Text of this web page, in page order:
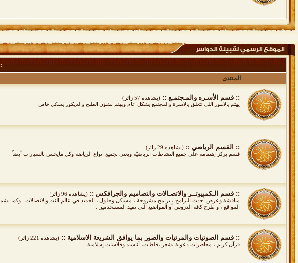
المنتدى
:: قسم الأسـره والمـجتمـع :: (يشاهده 57 زائر)
يهتم بالامور اللي تتعلق بالاسرة والمجتمع بشكل عام ويهتم بشؤن الطبخ والديكور بشكل خاص
:: القسم الرياضي :: (يشاهده 29 زائر)
قسم يركز إهتمامه على جميع النشاطات الرياضيّة ويعنى بجميع انواع الرياضة وكل مايختص بالسيارات أيضاً .
:: قسم الـكمبيوتــر والاتصـالات والتصاميم والجرافكس :: (يشاهده 96 زائر)
مناقشة وعرض أحدث البرامج ، برامج مشروحة ، مشاكل وحلول ، الجديد في عالم النت والاتصالات . وكما
المواقع ، و طرح كافة الدروس أو المواضيع التي تفيد المستخدمين .
:: قسم الصوتيات والمرئيات والصور بما يوافق الشريعة الاسلامية :: (يشاهده 221 زائر)
قرآن كريم ، محاضرات دعوية ،شعر ،قلطات، أناشيد وفلاشات إسلامية